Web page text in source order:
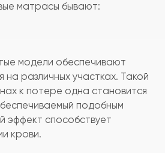
матрасы бывают:
модели обеспечивают
на различных участках. Такой
к потере одна становится
подобным
эффект способствует
крови.